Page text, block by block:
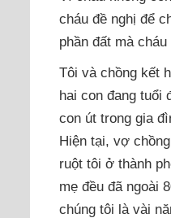
cháu đề nghị để
phần đất mà
Tôi và chồng kết
hai con đang tuổi
con út trong gia
Hiện tại, vợ
ruột tôi ở thành
mẹ đều đã ngoài
chúng tôi là vài